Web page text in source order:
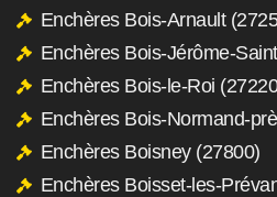
Enchères Bois-Arnault
Enchères Bois-Jérôme-
Enchères Bois-le-Roi
Enchères Bois-Normand-
Enchères Boisney (27800)
Enchères Boisset-les-